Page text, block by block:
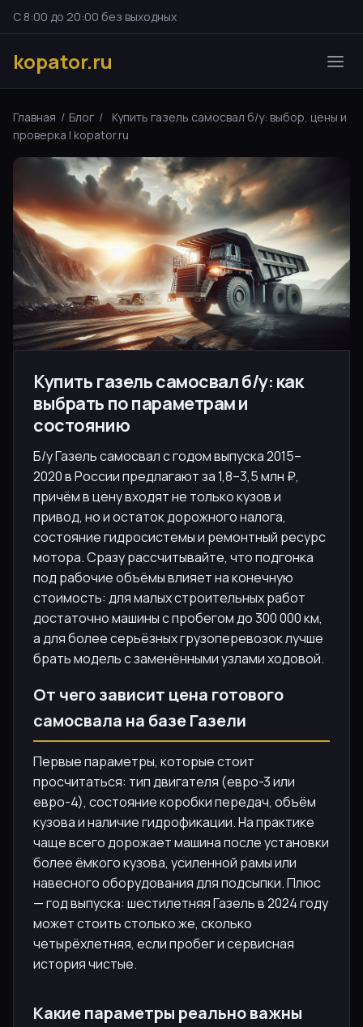
С 8:00 до 20:00 без выходных
kopator.ru
Главная / Блог /
Купить газель самосвал б/у: выбор, цены и
проверка | kopator.ru
Купить газель самосвал б/у: как
выбрать по параметрам и
состоянию
Б/у Газель самосвал с годом выпуска 2015–
2020 в России предлагают за 1,8–3,5 млн ₽,
причём в цену входят не только кузов и
привод, но и остаток дорожного налога,
состояние гидросистемы и ремонтный ресурс
мотора. Сразу рассчитывайте, что подгонка
под рабочие объёмы влияет на конечную
стоимость: для малых строительных работ
достаточно машины с пробегом до 300 000 км,
а для более серьёзных грузоперевозок лучше
брать модель с заменёнными узлами ходовой.
От чего зависит цена готового
самосвала на базе Газели
Первые параметры, которые стоит
просчитаться: тип двигателя (евро-3 или
евро-4), состояние коробки передач, объём
кузова и наличие гидрофикации. На практике
чаще всего дорожает машина после установки
более ёмкого кузова, усиленной рамы или
навесного оборудования для подсыпки. Плюс
— год выпуска: шестилетняя Газель в 2024 году
может стоить столько же, сколько
четырёхлетняя, если пробег и сервисная
история чистые.
Какие параметры реально важны